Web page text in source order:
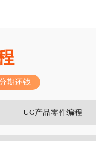
期还钱
UG产品零件编程